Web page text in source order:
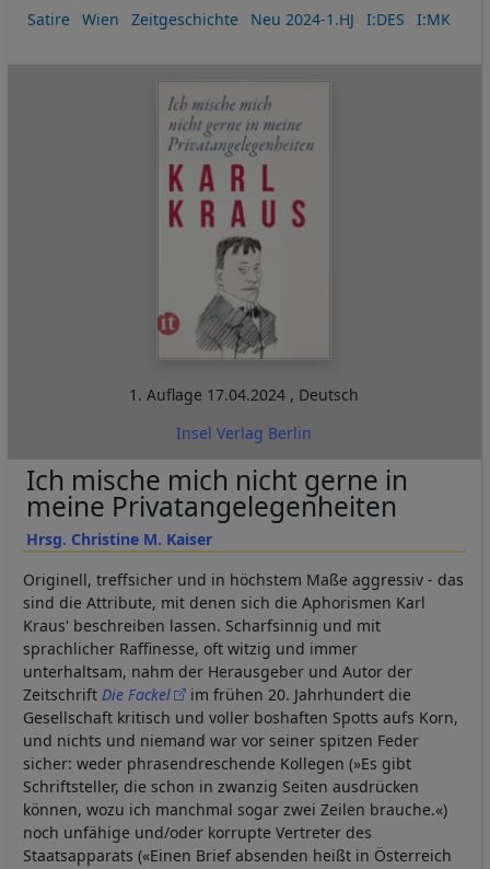
Satire
Wien Zeitgeschichte Neu 2024-1.HJ I:DES I:MK
1. Auflage 17.04.2024 , Deutsch
Insel Verlag Berlin
Hrsg. Christine M. Kaiser
Ich mische mich nicht gerne in
meine Privatangelegenheiten
Originell, treffsicher und in höchstem Maße aggressiv - das
sind die Attribute, mit denen sich die Aphorismen Karl
Kraus' beschreiben lassen. Scharfsinnig und mit
sprachlicher Raffinesse, oft witzig und immer
unterhaltsam, nahm der Herausgeber und Autor der
Zeitschrift Die Fackel
im frühen 20. Jahrhundert die
Gesellschaft kritisch und voller boshaften Spotts aufs Korn,
und nichts und niemand war vor seiner spitzen Feder
sicher: weder phrasendreschende Kollegen (»Es gibt
Schriftsteller, die schon in zwanzig Seiten ausdrücken
können, wozu ich manchmal sogar zwei Zeilen brauche.«)
noch unfähige und/oder korrupte Vertreter des
Staatsapparats («Einen Brief absenden heißt in Österreich